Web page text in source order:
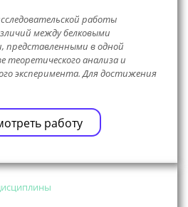
работы
между белковыми
представленными в одной
теоретического анализа и
эксперимента. Для достижения
работу